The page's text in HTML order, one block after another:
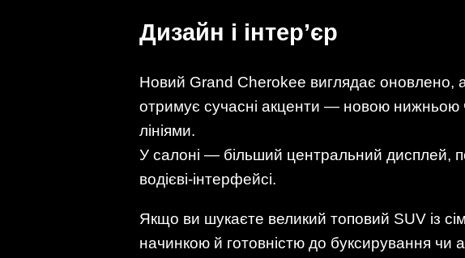
Дизайн і інтер’єр
Новий Grand Cherokee виглядає оновлено,
отримує сучасні акценти — новою
лініями.
У салоні — більший центральний дисплей,
водієві-інтерфейсі.
Якщо ви шукаєте великий топовий SUV із
начинкою й готовністю до буксирування